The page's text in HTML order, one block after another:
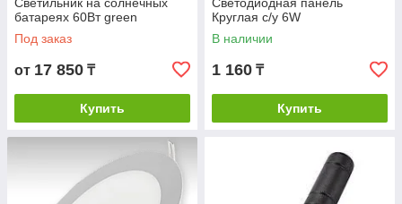
батареях 60Вт green
Под заказ
от 17 850 ₸
Купить
Круглая с/у 6W
В наличии
1 160 ₸
Купить